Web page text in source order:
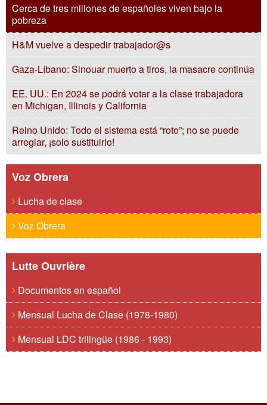
Cerca de tres millones de españoles viven bajo la
pobreza
H&M vuelve a despedir trabajador@s
Gaza-Líbano: Sinouar muerto a tiros, la masacre continúa
EE. UU.: En 2024 se podrá votar a la clase trabajadora
en Michigan, Illinois y California
Reino Unido: Todo el sistema está “roto”; no se puede
arreglar, ¡solo sustituirlo!
Voz Obrera
Lucha de clase
Voz Obrera
Lutte Ouvrière
Documentos en español
Mensual Lucha de Clase (1978-1980)
Mensual LDC trilingüe (1986 - 1993)